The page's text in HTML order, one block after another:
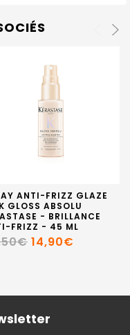
ANTI-FRIZZ GLAZE
GLOSS ABSOLU
- BRILLANCE
FRIZZ - 45 ML
14,90€